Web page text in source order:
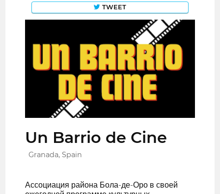
TWEET
Un Barrio de Cine
Granada, Spain
Ассоциация района Бола-де-Оро в своей